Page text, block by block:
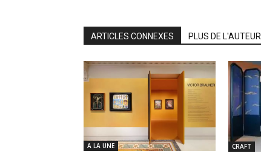
ARTICLES CONNEXES PLUS DE L'AUTEUR
A LA UNE CRAFT